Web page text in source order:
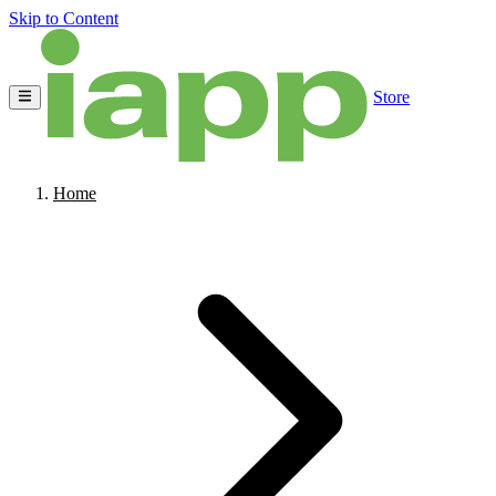
Skip to Content
Store
Home